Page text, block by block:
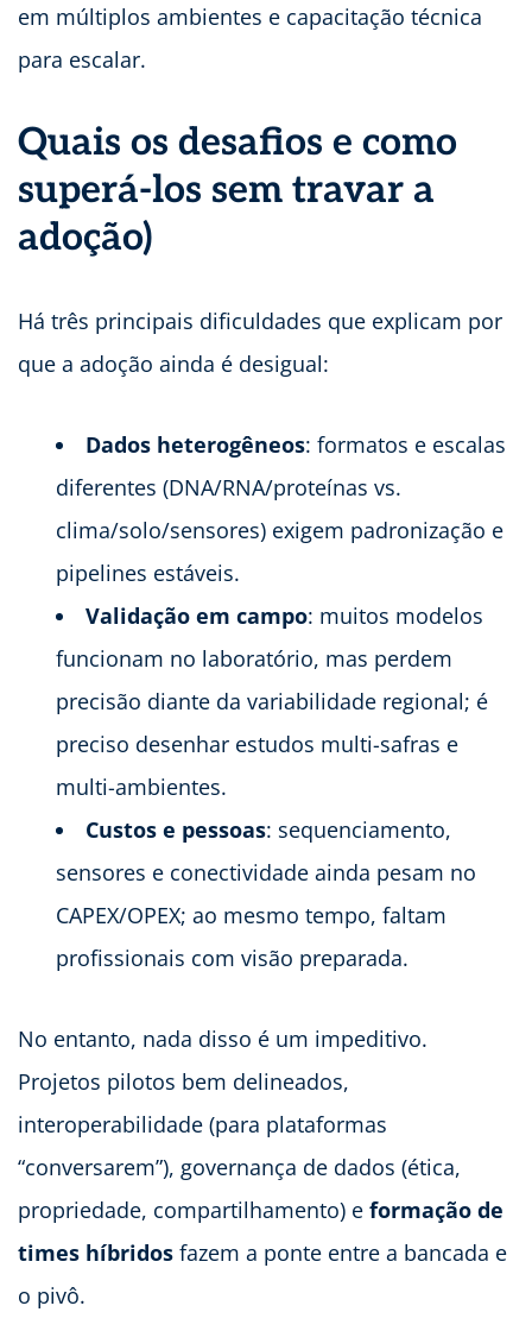
em múltiplos ambientes e capacitação técnica
para escalar.
Quais os desafios e como
superá-los sem travar a
adoção)
Há três principais dificuldades que explicam por
que a adoção ainda é desigual:
Dados heterogêneos: formatos e escalas
diferentes (DNA/RNA/proteínas vs.
clima/solo/sensores) exigem padronização e
pipelines estáveis.
Validação em campo: muitos modelos
funcionam no laboratório, mas perdem
precisão diante da variabilidade regional; é
preciso desenhar estudos multi-safras e
multi-ambientes.
Custos e pessoas: sequenciamento,
sensores e conectividade ainda pesam no
CAPEX/OPEX; ao mesmo tempo, faltam
profissionais com visão preparada.
No entanto, nada disso é um impeditivo.
Projetos pilotos bem delineados,
interoperabilidade (para plataformas
“conversarem”), governança de dados (ética,
propriedade, compartilhamento) e formação de
times híbridos fazem a ponte entre a bancada e
o pivô.